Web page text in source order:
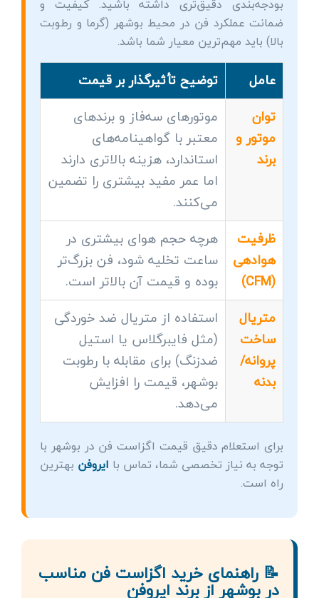
بودجه‌بندی دقیق‌تری داشته باشید. کیفیت و
ضمانت عملکرد فن در محیط بوشهر (گرما و رطوبت
بالا) باید مهم‌ترین معیار شما باشد.
عامل
توضیح تأثیرگذار بر قیمت
توان
موتور و
برند
موتورهای سه‌فاز و برندهای
معتبر با گواهینامه‌های
استاندارد، هزینه بالاتری دارند
اما عمر مفید بیشتری را تضمین
می‌کنند.
ظرفیت
هوادهی
(CFM)
هرچه حجم هوای بیشتری در
ساعت تخلیه شود، فن بزرگ‌تر
بوده و قیمت آن بالاتر است.
متریال
ساخت
پروانه/
بدنه
استفاده از متریال ضد خوردگی
(مثل فایبرگلاس یا استیل
ضدزنگ) برای مقابله با رطوبت
بوشهر، قیمت را افزایش
می‌دهد.
برای استعلام دقیق قیمت اگزاست فن در بوشهر با
توجه به نیاز تخصصی شما، تماس با ایروفن بهترین
راه است.
📝 راهنمای خرید اگزاست فن مناسب
در بوشهر از برند ایروفن